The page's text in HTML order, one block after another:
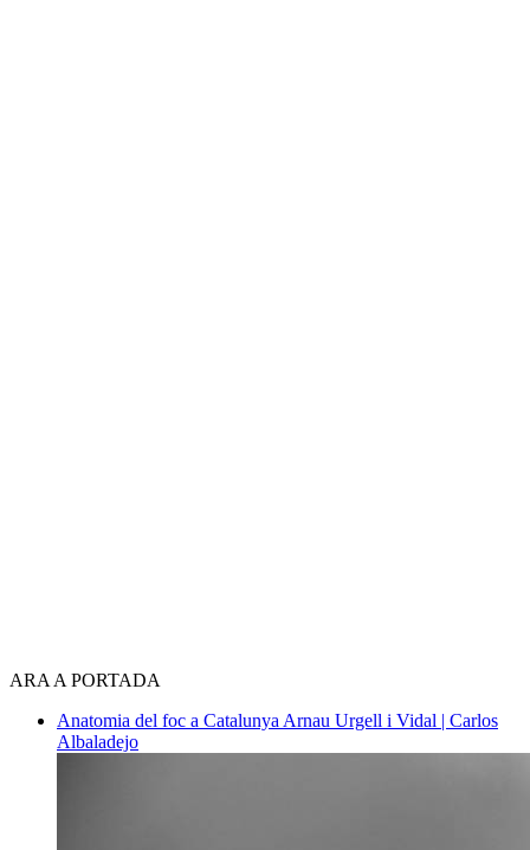
ARA A PORTADA
Anatomia del foc a Catalunya Arnau Urgell i Vidal | Carlos
Albaladejo